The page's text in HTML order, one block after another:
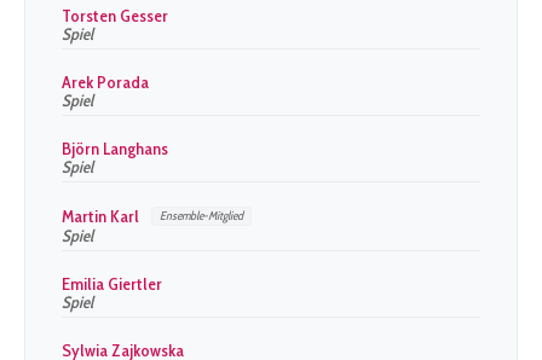
Torsten Gesser
Spiel
Arek Porada
Spiel
Björn Langhans
Spiel
Martin Karl Ensemble-Mitglied
Spiel
Emilia Giertler
Spiel
Sylwia Zajkowska